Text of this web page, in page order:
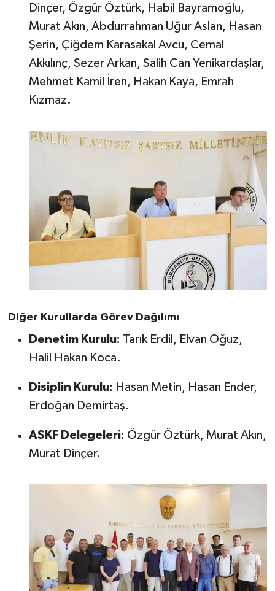
Dinçer, Özgür Öztürk, Habil Bayramoğlu,
Murat Akın, Abdurrahman Uğur Aslan, Hasan
Şerin, Çiğdem Karasakal Avcu, Cemal
Akkılınç, Sezer Arkan, Salih Can Yenikardaşlar,
Mehmet Kamil İren, Hakan Kaya, Emrah
Kızmaz.
Diğer Kurullarda Görev Dağılımı
Denetim Kurulu: Tarık Erdil, Elvan Oğuz,
Halil Hakan Koca.
Disiplin Kurulu: Hasan Metin, Hasan Ender,
Erdoğan Demirtaş.
ASKF Delegeleri: Özgür Öztürk, Murat Akın,
Murat Dinçer.
TEKNOLOJİ
Trend
VİZYONDAKİLER
YAŞAM